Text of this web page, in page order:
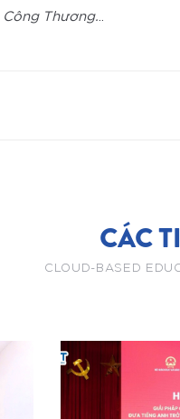
Thương.
CÁC
CLOUD-BASED